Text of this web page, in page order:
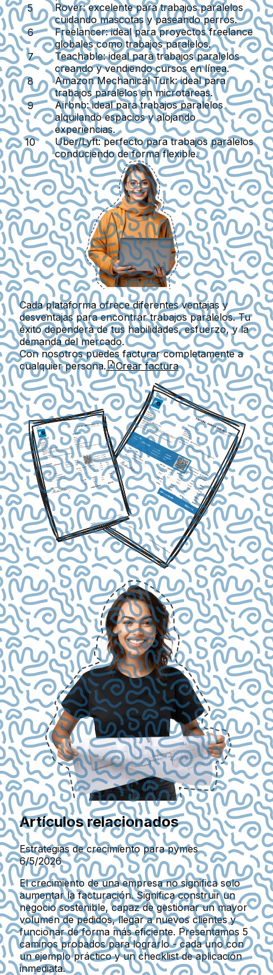
Rover:excelente para trabajos paralelos
cuidando mascotas y paseando perros.
Freelancer:ideal para proyectos freelance
globales como trabajos paralelos.
Teachable:ideal para trabajos paralelos
creando y vendiendo cursos en línea.
Amazon Mechanical Turk:ideal para
trabajos paralelos en microtareas.
Airbnb:ideal para trabajos paralelos
alquilando espacios y alojando
experiencias.
Uber/Lyft:perfecto para trabajos paralelos
conduciendo de forma flexible.
Cada plataforma ofrece diferentes ventajas y
desventajas para encontrar trabajos paralelos. Tu
éxito dependerá de tus habilidades, esfuerzo, y la
demanda del mercado.
Con nosotros puedes facturar completamente a
cualquier persona.
Crear factura
Artículos relacionados
Estrategias de crecimiento para pymes
6/5/2026
El crecimiento de una empresa no significa solo
aumentar la facturación. Significa construir un
negocio sostenible, capaz de gestionar un mayor
volumen de pedidos, llegar a nuevos clientes y
funcionar de forma más eficiente. Presentamos 5
caminos probados para lograrlo - cada uno con
un ejemplo práctico y un checklist de aplicación
inmediata.